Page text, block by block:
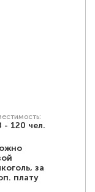
- 120 чел.
за
плату